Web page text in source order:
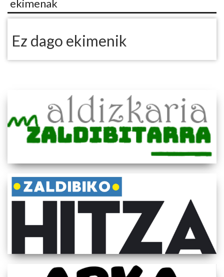
ekimenak
Ez dago ekimenik